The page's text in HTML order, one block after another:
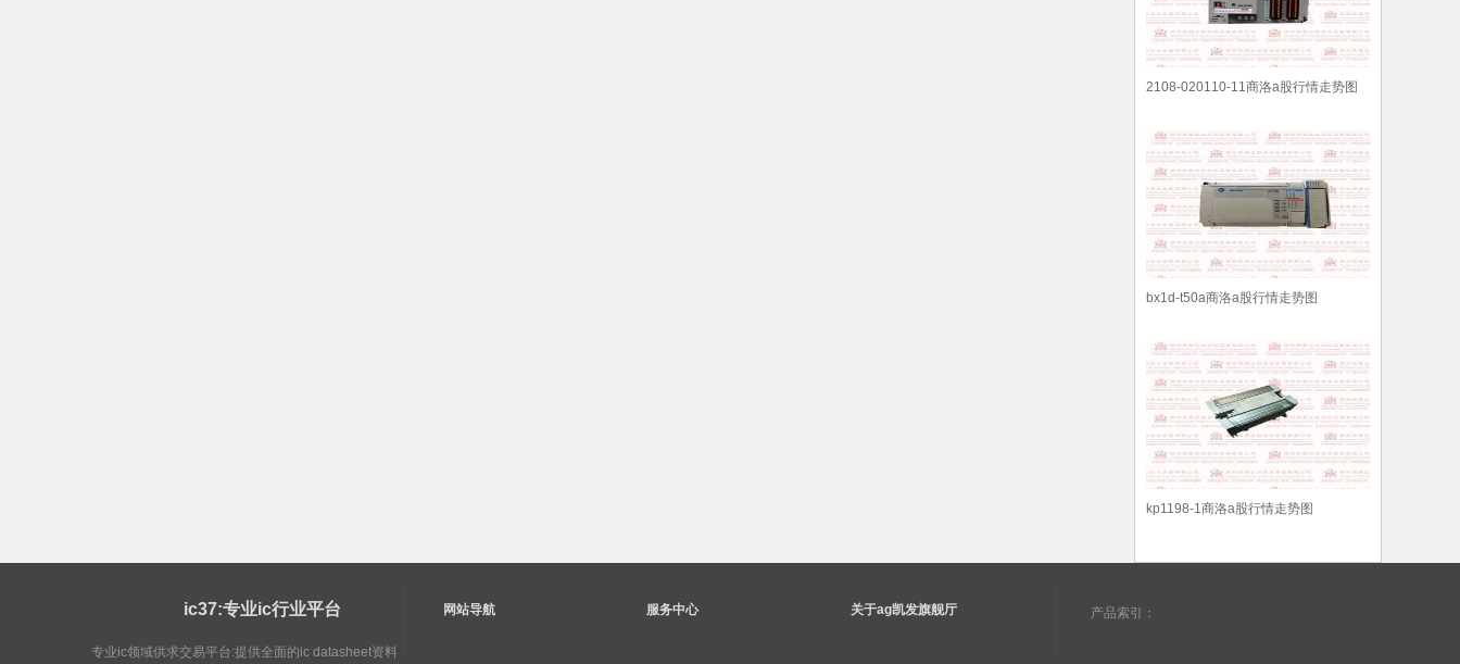
2108-020110-11商洛a股行情走势图
bx1d-t50a商洛a股行情走势图
kp1198-1商洛a股行情走势图
ic37:专业ic行业平台
专业ic领域供求交易平台:提供全面的ic datasheet资料
网站导航 服务中心 关于ag凯发旗舰厅 产品索引：